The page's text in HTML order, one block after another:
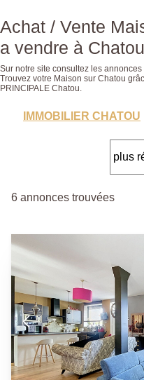
Achat / Vente
a vendre à Chatou
Sur notre site consultez les
Trouvez votre Maison sur Chatou
PRINCIPALE Chatou.
IMMOBILIER CHATOU
6 annonces trouvées